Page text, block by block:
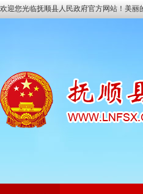
欢迎您光临抚顺县人民政府官方网站！美丽